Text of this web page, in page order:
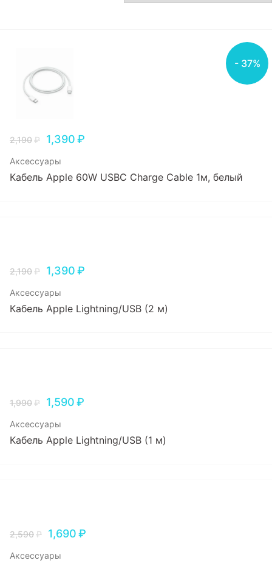
- 37%
2,190₽ 1,390₽
Аксессуары
Кабель Apple 60W USBC Charge Cable 1м, белый
2,190₽ 1,390₽
Аксессуары
Кабель Apple Lightning/USB (2 м)
1,990₽ 1,590₽
Аксессуары
Кабель Apple Lightning/USB (1 м)
2,590₽ 1,690₽
Аксессуары